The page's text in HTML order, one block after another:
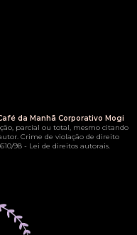
da Manhã Corporativo Mogi
parcial ou total, mesmo citando
Crime de violação de direito
98 - Lei de direitos autorais.